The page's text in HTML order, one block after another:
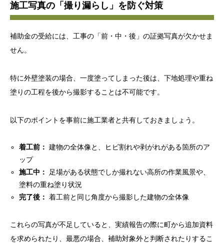
施工写真の「撮り漏らし」を防ぐ対策
補助金の受給には、工事の「前・中・後」の証拠写真が欠かせま
せん。
特に外壁塗装の場合、一度塗ってしまった後は、下地処理や重ね
塗りの工程を後から撮影することは不可能です。
以下のポイントを事前に施工業者と共有しておきましょう。
着工前： 建物の全体像と、ヒビ割れや剥がれがある箇所のア
ップ
施工中：
足場がある状態でしか撮れない高所の作業風景や、
塗料の重ね塗り状況
完了後： 着工前と同じ角度から撮影した建物の全体像
これらの写真が不足していると、実績報告の際に町から追加資料
を求められたり、最悪の場合、補助対象外と判断されたりするこ